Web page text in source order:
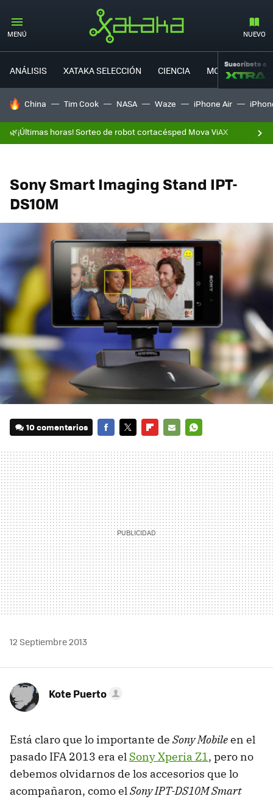
MENÚ NUEVO
ANÁLISIS XATAKA SELECCIÓN CIENCIA MOVILIDAD
Suscríbete a
HOY SE HABLA DE
China Tim Cook NASA Waze iPhone Air
🌿¡Últimas horas! Sorteo de robot cortacésped Mova ViAX
Sony Smart Imaging Stand IPT-
DS10M
10 comentarios
MAIL
12 Septiembre 2013
Kote Puerto
Está claro que lo importante de Sony Mobileen el
pasado IFA 2013 era el Sony Xperia Z1, pero no
debemos olvidarnos de los accesorios que lo
acompañaron, como elSony IPT-DS10M Smart